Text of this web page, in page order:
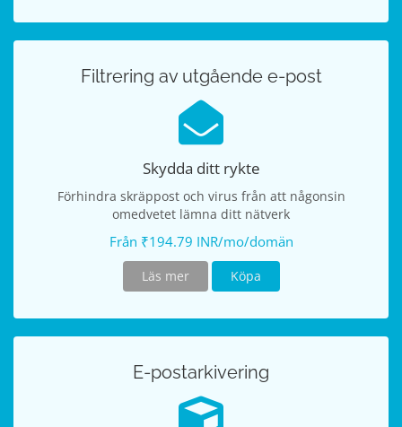
Filtrering av utgående e-post
Skydda ditt rykte
Förhindra skräppost och virus från att någonsin
omedvetet lämna ditt nätverk
Från ₹194.79 INR/mo/domän
Läs mer Köpa
E-postarkivering